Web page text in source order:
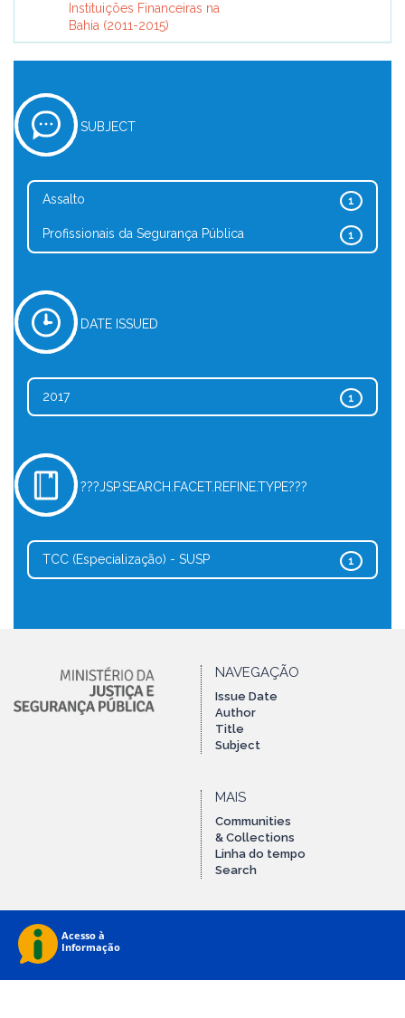
Instituições Financeiras na
Bahia (2011-2015)
SUBJECT
1
Assalto
1
Profissionais da Segurança Pública
DATE ISSUED
1
2017
???JSP.SEARCH.FACET.REFINE.TYPE???
1
TCC (Especialização) - SUSP
NAVEGAÇÃO
Issue Date
Author
Title
Subject
MAIS
Communities
& Collections
Linha do tempo
Search